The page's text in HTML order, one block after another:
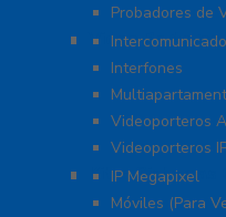
Probadores de
Video Porteros
Interfones
Videoporteros
Videoporteros
Kits- Sistemas
IP Megapixel
Móviles (Para